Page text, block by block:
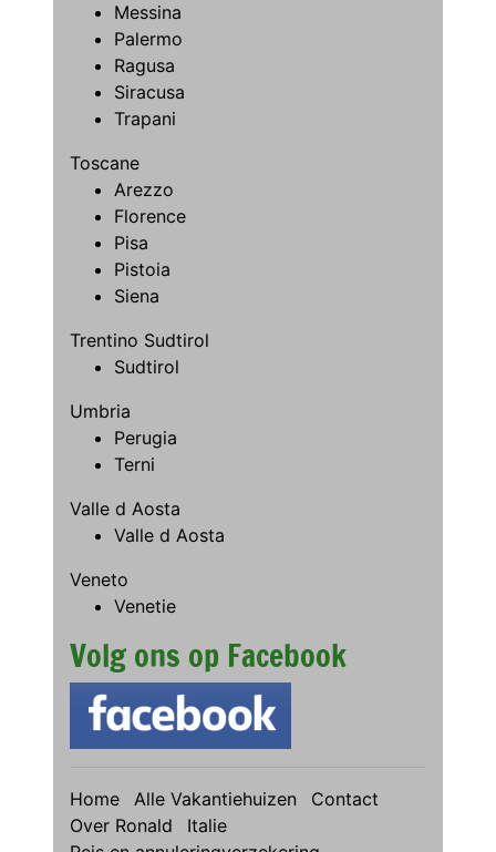
Messina
Palermo
Ragusa
Siracusa
Trapani
Toscane
Arezzo
Florence
Pisa
Pistoia
Siena
Trentino Sudtirol
Sudtirol
Umbria
Perugia
Terni
Valle d Aosta
Valle d Aosta
Veneto
Venetie
Volg ons op Facebook
Home Alle Vakantiehuizen
Contact
Over Ronald
Italie